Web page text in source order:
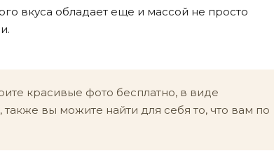
вкуса обладает еще и массой не просто
красивые фото бесплатно, в виде
вы можите найти для себя то, что вам по